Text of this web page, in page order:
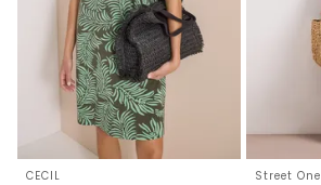
CECIL Street One